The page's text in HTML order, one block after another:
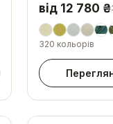
від 12 780 ₴
320 кольорів